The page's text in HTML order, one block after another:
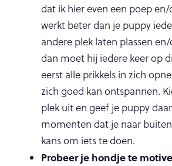
dat ik hier even een poep en/
werkt beter dan je puppy
andere plek laten plassen
dan moet hij iedere keer op
eerst alle prikkels in zich
zich goed kan ontspannen.
plek uit en geef je puppy
momenten dat je naar
kans om iets te doen.
Probeer je hondje te